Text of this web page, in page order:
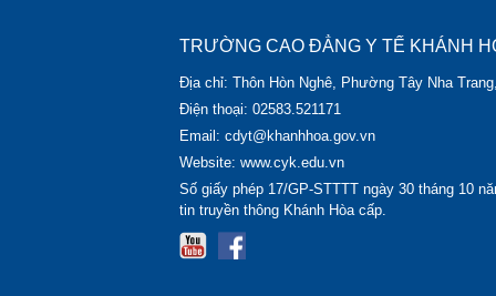
TRƯỜNG CAO ĐẲNG Y TẾ KHÁNH
Địa chỉ: Thôn Hòn Nghê, Phường Tây Nha
Điện thoại: 02583.521171
Email: cdyt@khanhhoa.gov.vn
Website: www.cyk.edu.vn
Số giấy phép 17/GP-STTTT ngày 30 tháng 10
tin truyền thông Khánh Hòa cấp.